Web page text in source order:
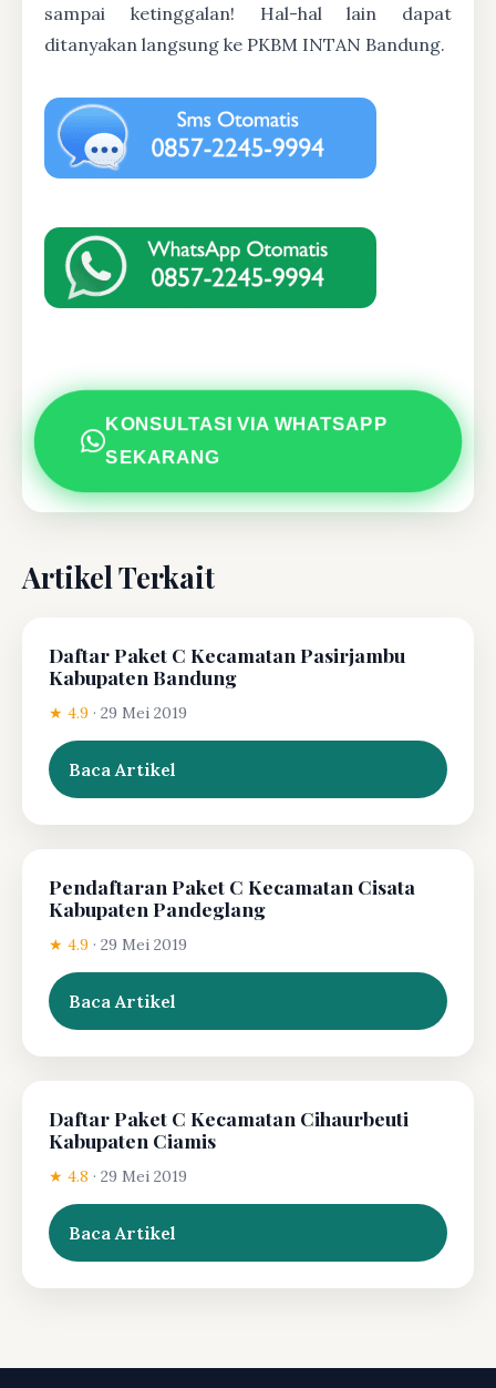
sampai ketinggalan! Hal-hal lain dapat
ditanyakan langsung ke PKBM INTAN Bandung.
KONSULTASI VIA WHATSAPP
SEKARANG
Artikel Terkait
Daftar Paket C Kecamatan Pasirjambu
Kabupaten Bandung
★ 4.9 · 29 Mei 2019
Baca Artikel
Pendaftaran Paket C Kecamatan Cisata
Kabupaten Pandeglang
★ 4.9 · 29 Mei 2019
Baca Artikel
Daftar Paket C Kecamatan Cihaurbeuti
Kabupaten Ciamis
★ 4.8 · 29 Mei 2019
Baca Artikel